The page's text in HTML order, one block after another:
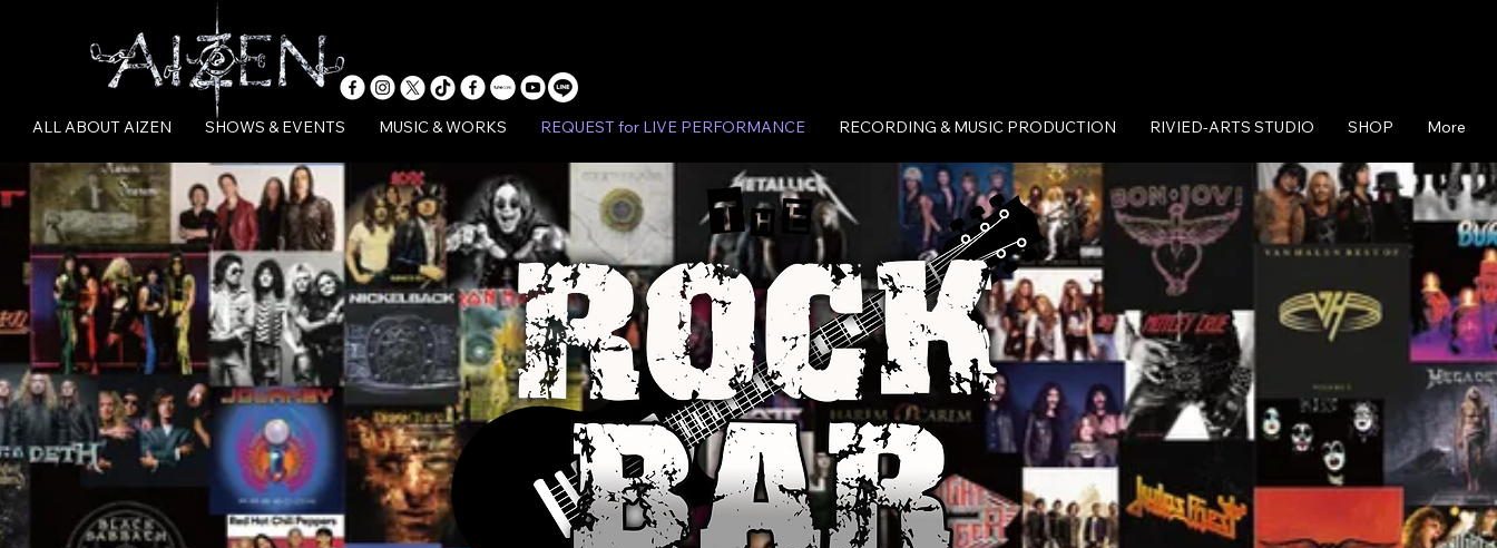
ALL ABOUT AIZEN SHOWS & EVENTS MUSIC & WORKS REQUEST for LIVE PERFORMANCE RECORDING & MUSIC PRODUCTION RIVIED-ARTS STUDIO SHOP More